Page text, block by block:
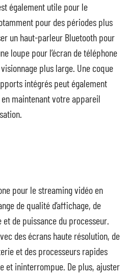
également utile pour le
pour des périodes plus
un haut-parleur Bluetooth pour
loupe pour l’écran de téléphone
plus large. Une coque
intégrés peut également
maintenant votre appareil
pour le streaming vidéo en
de qualité d’affichage, de
de puissance du processeur.
des écrans haute résolution, de
et des processeurs rapides
et ininterrompue. De plus, ajuster